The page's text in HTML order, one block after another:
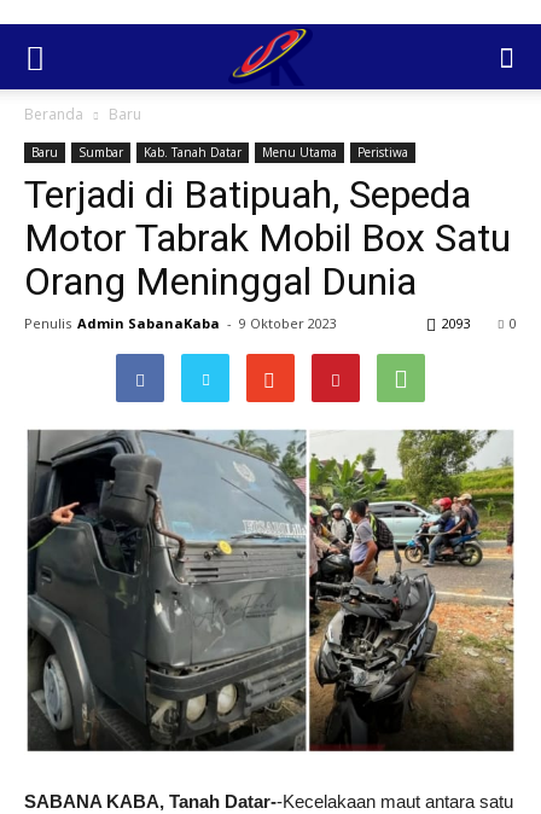
Beranda Baru
Baru Sumbar Kab. Tanah Datar Menu Utama Peristiwa
Terjadi di Batipuah, Sepeda
Motor Tabrak Mobil Box Satu
Orang Meninggal Dunia
Penulis Admin SabanaKaba - 9 Oktober 2023 0
2093
SABANA KABA, Tanah Datar--Kecelakaan maut antara satu